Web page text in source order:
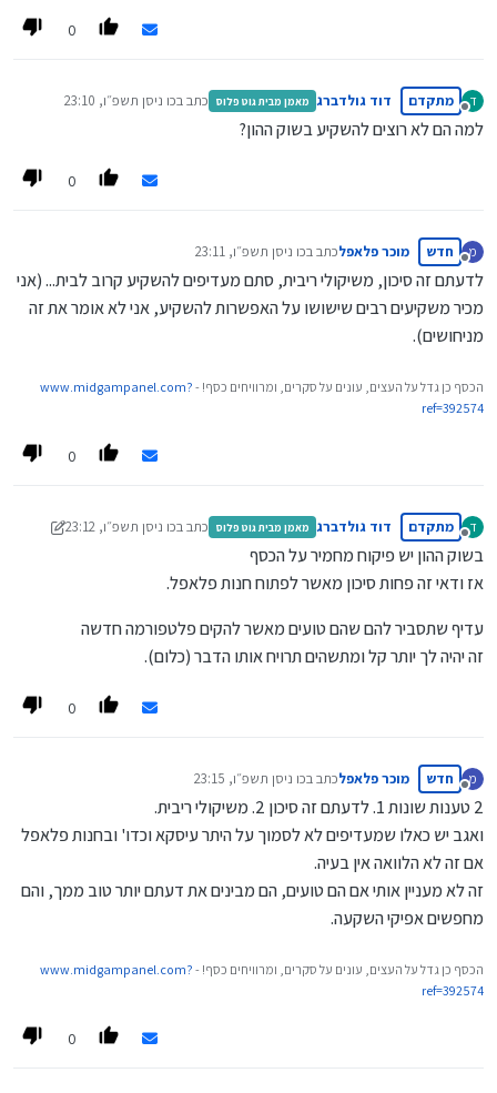
0
ד
מנותק
מתקדם דוד גולדברג מאמן מבית גוט פלוס כתב בכו ניסן תשפ״ו, 23:10
נערך לאחרונה על ידי
למה הם לא רוצים להשקיע בשוק ההון?
0
מ
מנותק
חדש מוכר פלאפלכתב בכו ניסן תשפ״ו, 23:11
נערך לאחרונה על ידי
לדעתם זה סיכון, משיקולי ריבית, סתם מעדיפים להשקיע קרוב לבית... (אני
מכיר משקיעים רבים שישושו על האפשרות להשקיע, אני לא אומר את זה
מניחושים).
הכסף כן גדל על העצים, עונים על סקרים, ומרוויחים כסף! - www.midgampanel.com?
ref=392574
0
ד
מנותק
מתקדם דוד גולדברג מאמן מבית גוט פלוס כתב בכו ניסן תשפ״ו, 23:12
נערך לאחרונה על ידי דוד גולדברג
בשוק ההון יש פיקוח מחמיר על הכסף
אז ודאי זה פחות סיכון מאשר לפתוח חנות פלאפל.
עדיף שתסביר להם שהם טועים מאשר להקים פלטפורמה חדשה
זה יהיה לך יותר קל ומתשהים תרויח אותו הדבר (כלום).
0
מ
מנותק
חדש מוכר פלאפלכתב בכו ניסן תשפ״ו, 23:15
נערך לאחרונה על ידי
2 טענות שונות 1. לדעתם זה סיכון 2. משיקולי ריבית.
ואגב יש כאלו שמעדיפים לא לסמוך על היתר עיסקא וכדו' ובחנות פלאפל
אם זה לא הלוואה אין בעיה.
זה לא מעניין אותי אם הם טועים, הם מבינים את דעתם יותר טוב ממך, והם
מחפשים אפיקי השקעה.
הכסף כן גדל על העצים, עונים על סקרים, ומרוויחים כסף! - www.midgampanel.com?
ref=392574
0